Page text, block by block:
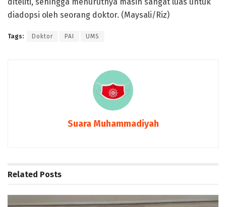
diadopsi oleh seorang doktor. (Maysali/Riz)
Tags: Doktor PAI UMS
Suara Muhammadiyah
Related Posts